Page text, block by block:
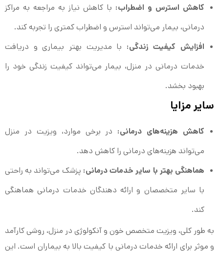
کاهش استرس و اضطراب:با کاهش نیاز به مراجعه به مراکز
درمانی، بیمار می‌تواند استرس و اضطراب کمتری را تجربه کند.
افزایش کیفیت زندگی:با مدیریت بهتر بیماری و دریافت
خدمات درمانی در منزل، بیمار می‌تواند کیفیت زندگی خود را
بهبود بخشد.
سایر مزایا
کاهش هزینه‌های درمانی:در برخی موارد، ویزیت در منزل
می‌تواند هزینه‌های درمانی را کاهش دهد.
هماهنگی بهتر با سایر خدمات درمانی:پزشک می‌تواند به راحتی
با سایر متخصصان و ارائه دهندگان خدمات درمانی هماهنگی
کند.
به طور کلی، ویزیت متخصص خون و آنکولوژی در منزل، روشی کارآمد
و موثر برای ارائه خدمات درمانی با کیفیت بالا به بیماران است. این